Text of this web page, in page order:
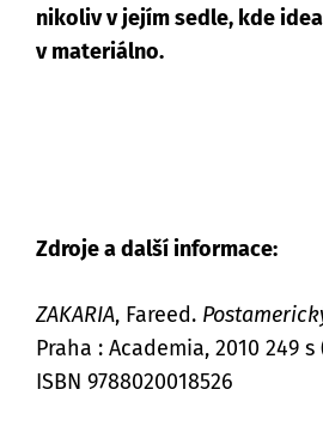
nikoliv v jejím sedle, kde
v materiálno.
Zdroje a další informace:
ZAKARIA, Fareed.
Praha : Academia, 2010 249
ISBN 9788020018526